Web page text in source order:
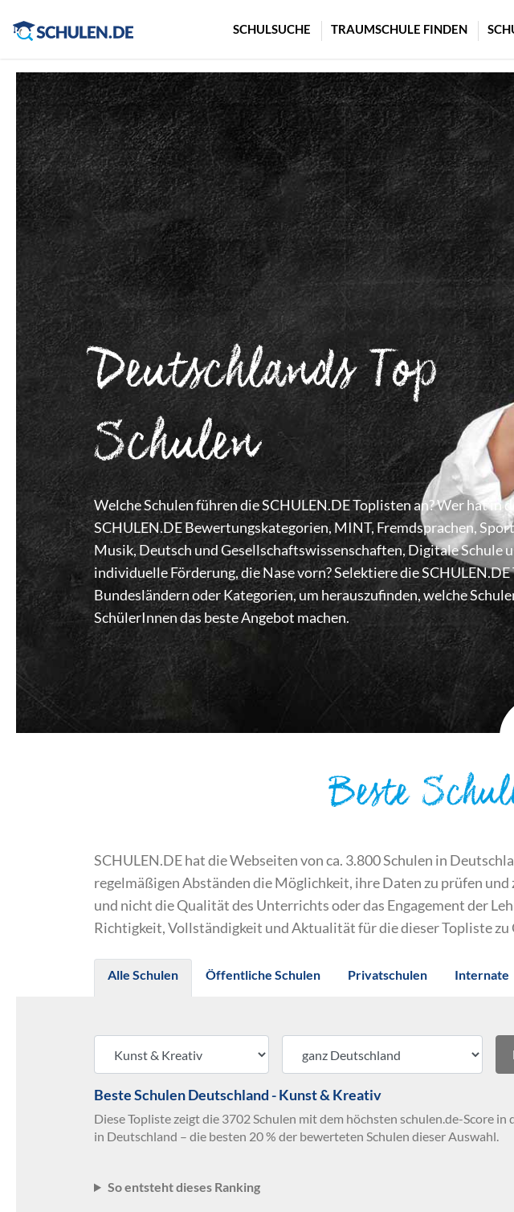
SCHULSUCHE TRAUMSCHULE FINDEN
Deutschlands Top
Schulen
Welche Schulen führen die SCHULEN.DE Toplisten an? Wer hat in
SCHULEN.DE Bewertungskategorien, MINT, Fremdsprachen,
Musik, Deutsch und Gesellschaftswissenschaften, Digitale Schule
individuelle Förderung, die Nase vorn? Selektiere die
Bundesländern oder Kategorien, um herauszufinden, welche
SchülerInnen das beste Angebot machen.
Beste
SCHULEN.DE hat die Webseiten von ca. 3.800 Schulen in
regelmäßigen Abständen die Möglichkeit, ihre Daten zu prüfen
und nicht die Qualität des Unterrichts oder das Engagement der
Richtigkeit, Vollständigkeit und Aktualität für die dieser Topliste zu
Alle Schulen Öffentliche Schulen Privatschulen Internate
Beste Schulen Deutschland - Kunst & Kreativ
Diese Topliste zeigt die 3702 Schulen mit dem höchsten schulen.de-Score
in Deutschland – die besten 20 % der bewerteten Schulen dieser Auswahl.
So entsteht dieses Ranking